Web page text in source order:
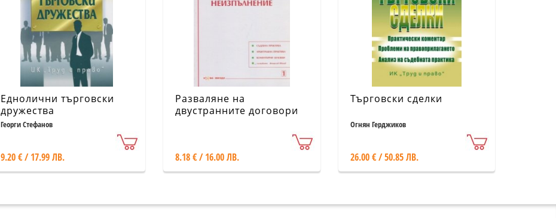
Еднолични търговски
дружества
Георги Стефанов
9.20 € / 17.99 ЛВ.
Разваляне на
двустранните договори
8.18 € / 16.00 ЛВ.
Търговски сделки
Огнян Герджиков
26.00 € / 50.85 ЛВ.